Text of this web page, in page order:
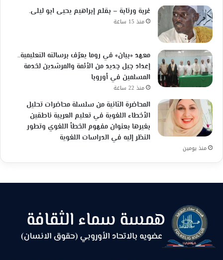
غربة ورتابة – بقلم إبراهيم يحيى ابو ليلى.
منذ 15 ساعة
معهد «بيان» في روما يعرّف برسالته التعليمية..
إعداد جيل جديد من الأئمة والمرشدين لخدمة
المسلمين في أوروبا
منذ 22 ساعة
المحاضرة الثانية من سلسلة محاضرات تحليل
الأخطاء اللغوية في تعليم العربية ناطقين
بغيرها بعنوان مفهوم الخطأ اللغوي وتطور
النظر إليه في الدراسات اللغوية
منذ يومين